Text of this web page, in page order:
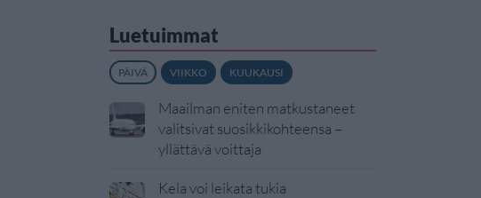
Luetuimmat
PÄIVÄ VIIKKO KUUKAUSI
Maailman eniten matkustaneet
valitsivat suosikkikohteensa –
yllättävä voittaja
Kela voi leikata tukia